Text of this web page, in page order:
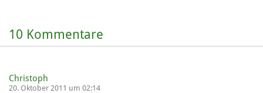
10 Kommentare
Christoph
20. Oktober 2011 um 02:14